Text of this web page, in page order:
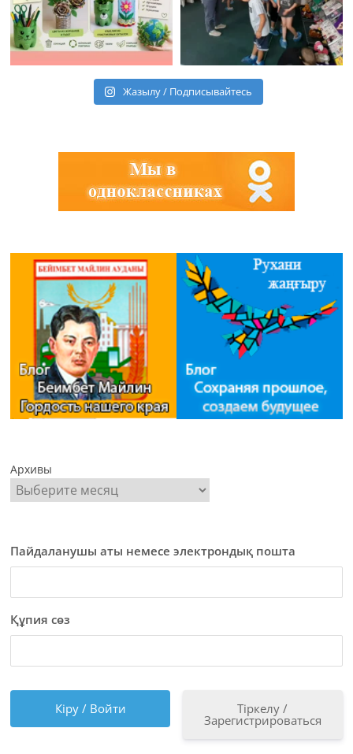
Жазылу / Подписывайтесь
Архивы
Пайдаланушы аты немесе электрондық пошта
Құпия сөз
Тіркелу /
Зарегистрироваться